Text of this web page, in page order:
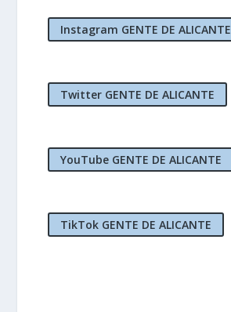
Instagram GENTE DE ALICANTE
Twitter GENTE DE ALICANTE
YouTube GENTE DE ALICANTE
TikTok GENTE DE ALICANTE